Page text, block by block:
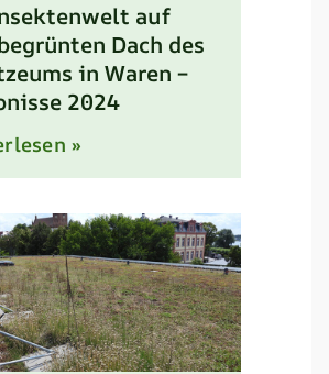
auf
Dach des
in Waren –
2024
»